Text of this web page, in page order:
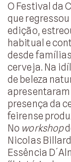
O Festival da
que
edição,
habitual e
desde
cerveja. Na
de beleza
presença da
feirense
No workshop
Nicolas
Essência